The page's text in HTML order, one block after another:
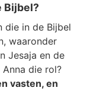
Bijbel?
die in de Bijbel
waaronder
Jesaja en de
die rol?
vasten, en